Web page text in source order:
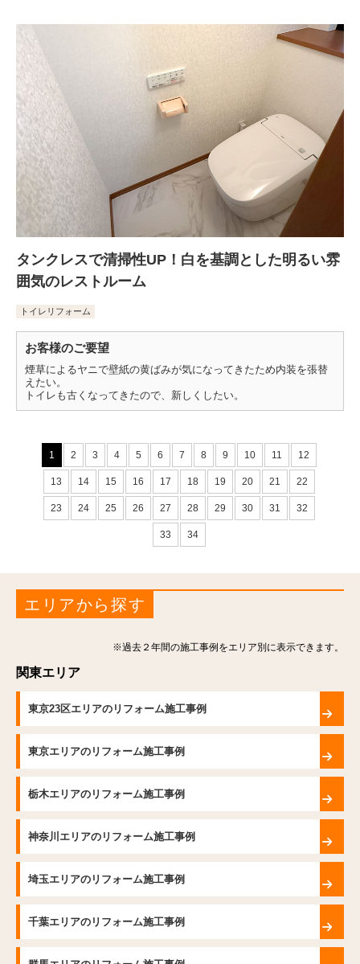
タンクレスで清掃性UP！白を基調とした明るい雰
囲気のレストルーム
トイレリフォーム
お客様のご要望
煙草によるヤニで壁紙の黄ばみが気になってきたため内装を張替
えたい。
トイレも古くなってきたので、新しくしたい。
1 2 3 4 5 6 7 8 9 10 11 12
13 14 15 16 17 18 19 20 21 22
23 24 25 26 27 28 29 30 31 32
33 34
エリアから探す
※過去２年間の施工事例をエリア別に表示できます。
関東エリア
東京23区エリアのリフォーム施工事例
東京エリアのリフォーム施工事例
栃木エリアのリフォーム施工事例
神奈川エリアのリフォーム施工事例
埼玉エリアのリフォーム施工事例
千葉エリアのリフォーム施工事例